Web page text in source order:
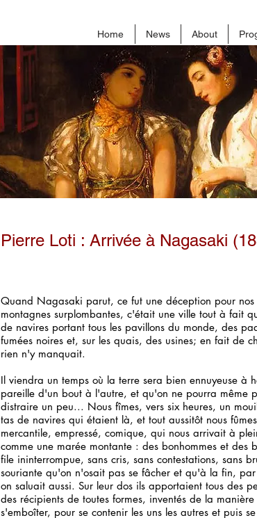
Home News About
Pierre Loti : Arrivée à Nagasaki
Quand Nagasaki parut, ce fut une déception pour
montagnes surplombantes, c'était une ville tout à fait
de navires portant tous les pavillons du monde, des
fumées noires et, sur les quais, des usines; en fait de
rien n'y manquait.
Il viendra un temps où la terre sera bien ennuyeuse à
pareille d'un bout à l'autre, et qu'on ne pourra même
distraire un peu... Nous fîmes, vers six heures, un
tas de navires qui étaient là, et tout aussitôt nous
mercantile, empressé, comique, qui nous arrivait à
comme une marée montante : des bonhommes et des
file ininterrompue, sans cris, sans contestations, sans
souriante qu'on n'osait pas se fâcher et qu'à la fin,
on saluait aussi. Sur leur dos ils apportaient tous des
des récipients de toutes formes, inventés de la
s'emboîter, pour se contenir les uns les autres et puis